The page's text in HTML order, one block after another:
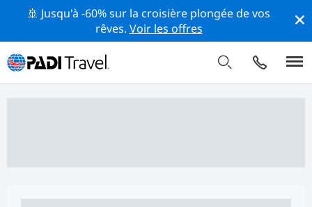
🚢 Jusqu'à -60% sur la croisière plongée de vos
rêves. Voir les offres